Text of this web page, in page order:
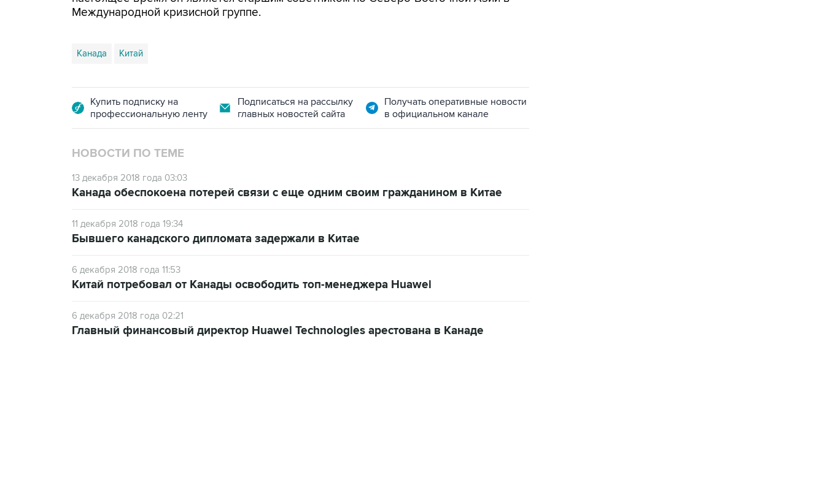
Международной кризисной группе.
Канада Китай
Купить подписку на
профессиональную ленту
Подписаться на рассылку
главных новостей сайта
Получать оперативные новости
в официальном канале
НОВОСТИ ПО ТЕМЕ
13 декабря 2018 года 03:03
Канада обеспокоена потерей связи с еще одним своим гражданином в Китае
11 декабря 2018 года 19:34
Бывшего канадского дипломата задержали в Китае
6 декабря 2018 года 11:53
Китай потребовал от Канады освободить топ-менеджера Huawei
6 декабря 2018 года 02:21
Главный финансовый директор Huawei Technologies арестована в Канаде